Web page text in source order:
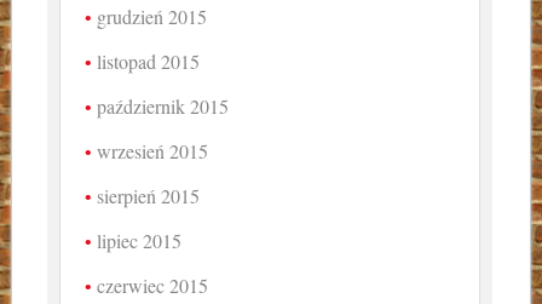
grudzień 2015
listopad 2015
październik 2015
wrzesień 2015
sierpień 2015
lipiec 2015
czerwiec 2015